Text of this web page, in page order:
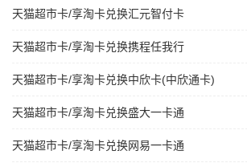
天猫超市卡/享淘卡兑换汇元智付卡
天猫超市卡/享淘卡兑换携程任我行
天猫超市卡/享淘卡兑换中欣卡(中欣通卡)
天猫超市卡/享淘卡兑换盛大一卡通
天猫超市卡/享淘卡兑换网易一卡通